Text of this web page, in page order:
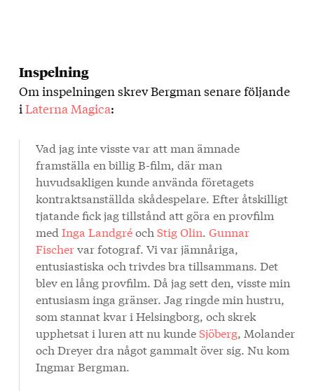
Inspelning
Om inspelningen skrev Bergman senare följande
iLaterna Magica:
Vad jag inte visste var att man ämnade
framställa en billig B-film, där man
huvudsakligen kunde använda företagets
kontraktsanställda skådespelare. Efter åtskilligt
tjatande fick jag tillstånd att göra en provfilm
med Inga Landgréoch Stig Olin. Gunnar
Fischervar fotograf. Vi var jämnåriga,
entusiastiska och trivdes bra tillsammans. Det
blev en lång provfilm. Då jag sett den, visste min
entusiasm inga gränser. Jag ringde min hustru,
som stannat kvar i Helsingborg, och skrek
upphetsat i luren att nu kundeSjöberg, Molander
och Dreyer dra något gammalt över sig. Nu kom
Ingmar Bergman.